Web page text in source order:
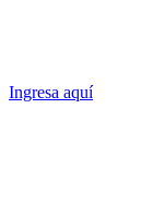
Ingresa aquí